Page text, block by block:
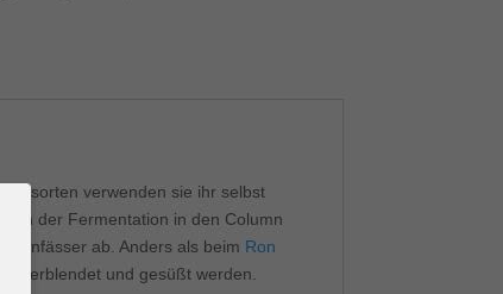
verwenden sie ihr selbst
der Fermentation in den Column
ab. Anders als beim Ron
verblendet und gesüßt werden.